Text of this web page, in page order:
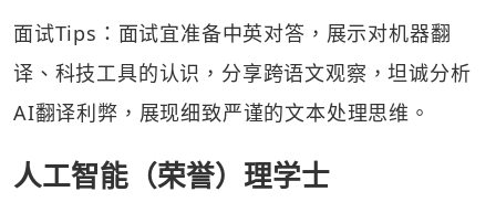
面试Tips：面试宜准备中英对答，展示对机器翻
译、科技工具的认识，分享跨语文观察，坦诚分析
AI翻译利弊，展现细致严谨的文本处理思维。
人工智能（荣誉）理学士